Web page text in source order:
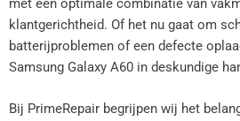
met een optimale combinatie van
klantgerichtheid. Of het nu gaat om
batterijproblemen of een defecte
Samsung Galaxy A60 in deskundige
Bij PrimeRepair begrijpen wij het